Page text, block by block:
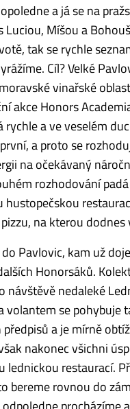
a já se na
Luciou, Míšou a
tak se rychle
Cíl? Velké
vinařské
akce Honors
rychle a ve veselém
a proto se
na očekávaný
rozhodování
hustopečskou
na kterou dodnes
Pavlovic, kam už
Honorsáků.
návštěvě nedaleké
volantem se pohybuje
a je mírně
nakonec všichni
lednickou restaurací.
bereme rovnou do